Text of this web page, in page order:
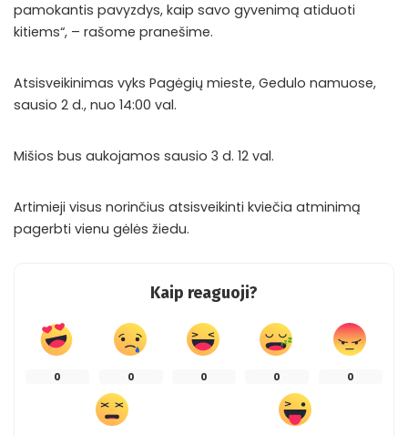
pamokantis pavyzdys, kaip savo gyvenimą atiduoti
kitiems“, – rašome pranešime.
Atsisveikinimas vyks Pagėgių mieste, Gedulo namuose,
sausio 2 d., nuo 14:00 val.
Mišios bus aukojamos sausio 3 d. 12 val.
Artimieji visus norinčius atsisveikinti kviečia atminimą
pagerbti vienu gėlės žiedu.
Kaip reaguoji?
0 0 0 0 0